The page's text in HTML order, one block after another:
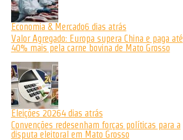
Economia & Mercado6 dias atrás
Valor Agregado: Europa supera China e paga até
40% mais pela carne bovina de Mato Grosso
Eleições 20264 dias atrás
Convenções redesenham forças políticas para a
disputa eleitoral em Mato Grosso